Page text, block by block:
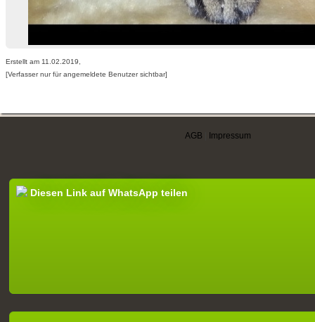
Erstellt am 11.02.2019,
[Verfasser nur für angemeldete Benutzer sichtbar]
AGB Impressum
Diesen Link auf WhatsApp teilen